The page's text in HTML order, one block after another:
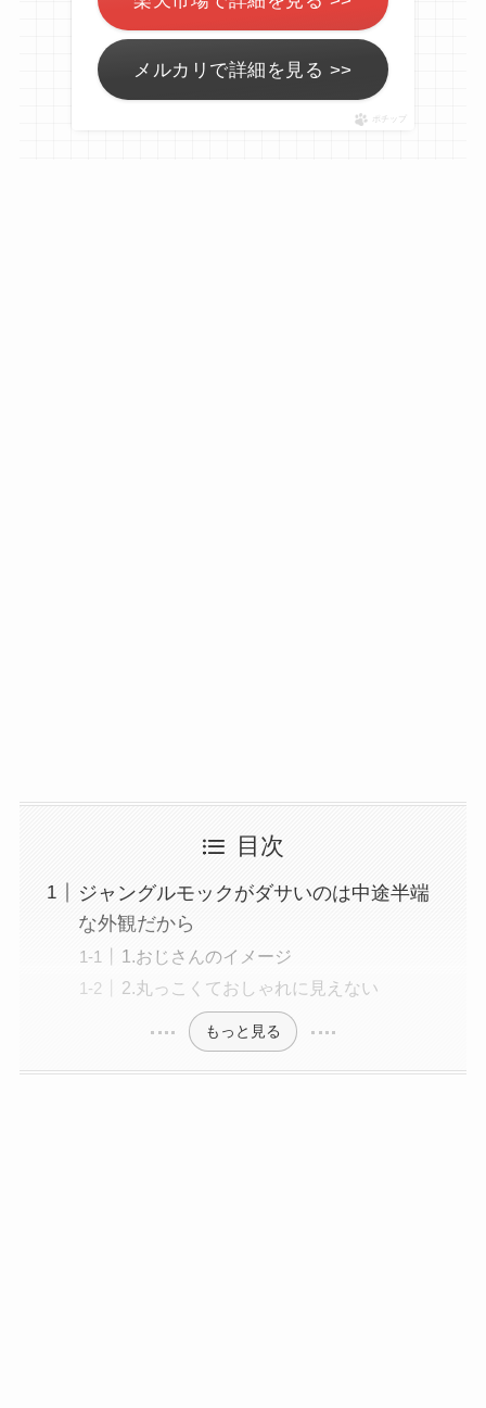
メルカリで詳細を見る >>
ポチップ
目次
ジャングルモックがダサいのは中途半端
な外観だから
1.おじさんのイメージ
2.丸っこくておしゃれに見えない
もっと見る